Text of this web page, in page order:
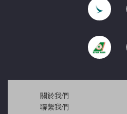
關於我們
聯繫我們